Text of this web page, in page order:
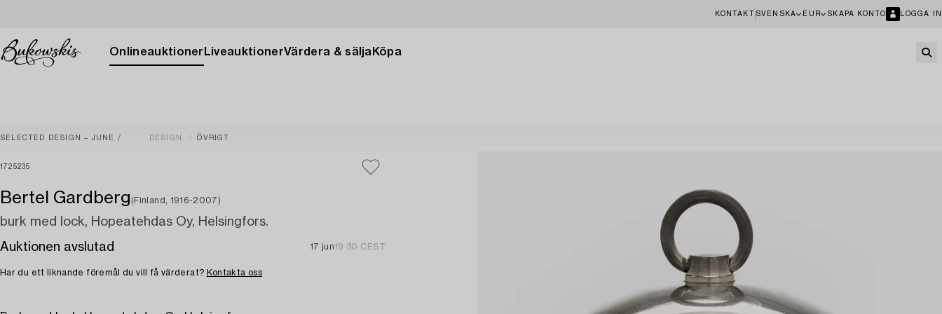
KONTAKT SVENSKA EUR SKAPA KONTO LOGGA IN
Onlineauktioner LiveauktionerVärdera & sälja Köpa
SELECTED DESIGN – JUNE DESIGN ÖVRIGT
1725235
Bertel Gardberg (Finland, 1916-2007)
burk med lock, Hopeatehdas Oy, Helsingfors.
Auktionen avslutad
17 jun19:30 CEST
Har du ett liknande föremål du vill få värderat? Kontakta oss